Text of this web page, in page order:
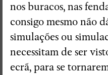
nos buracos, nas
consigo mesmo não
simulações ou
necessitam de ser
ecrã, para se